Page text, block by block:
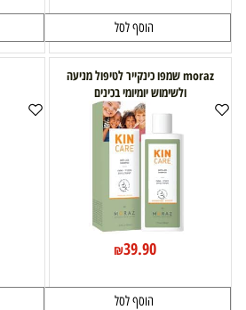
הוסף לסל
moraz שמפו כינקייר לטיפול מניעה
ולשימוש יומיומי בכינים
₪39.90
הוסף לסל